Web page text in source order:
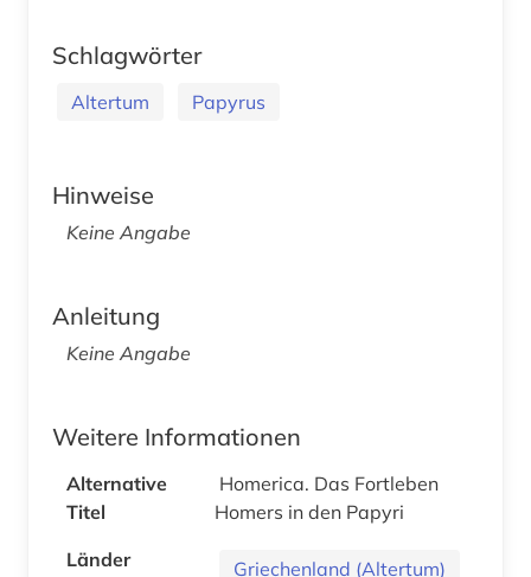
Schlagwörter
Altertum Papyrus
Hinweise
Keine Angabe
Anleitung
Keine Angabe
Weitere Informationen
Alternative
Titel
Homerica. Das Fortleben
Homers in den Papyri
Länder
Griechenland (Altertum)